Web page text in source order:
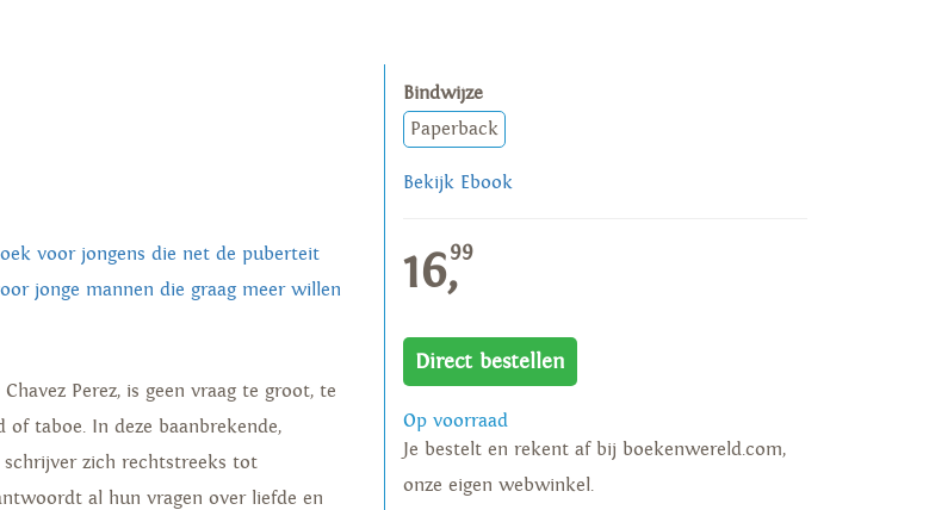
voor jongens die net de puberteit
jonge mannen die graag meer willen
Chavez Perez, is geen vraag te groot, te
of taboe. In deze baanbrekende,
zich rechtstreeks tot
al hun vragen over liefde en
Bindwijze
Paperback
Bekijk Ebook
16,99
Direct bestellen
Op voorraad
Je bestelt en rekent af bij boekenwereld.com,
onze eigen webwinkel.